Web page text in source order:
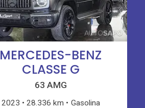
MERCEDES-BENZ
CLASSE G
63 AMG
2023 28.336 km
Gasolina